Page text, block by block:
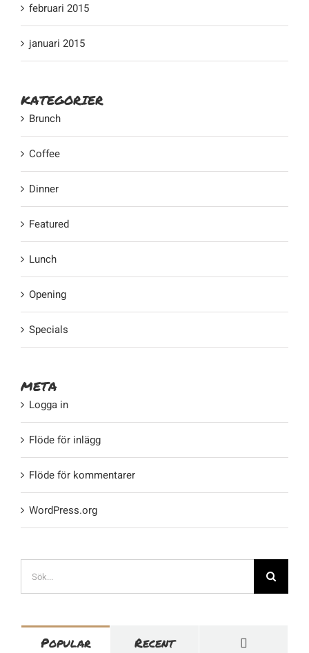
februari 2015
januari 2015
KATEGORIER
Brunch
Coffee
Dinner
Featured
Lunch
Opening
Specials
META
Logga in
Flöde för inlägg
Flöde för kommentarer
WordPress.org
Sök
efter:
Popular Recent